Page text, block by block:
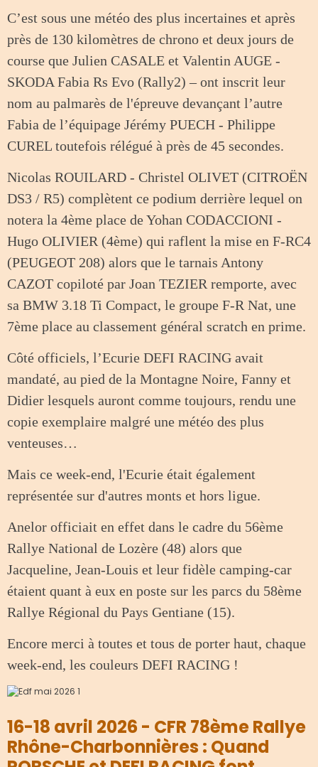
C’est sous une météo des plus incertaines et après
près de 130 kilomètres de chrono et deux jours de
course que Julien CASALE et Valentin AUGE -
SKODA Fabia Rs Evo (Rally2) – ont inscrit leur
nom au palmarès de l'épreuve devançant l’autre
Fabia de l’équipage Jérémy PUECH - Philippe
CUREL toutefois rélégué à près de 45 secondes.
Nicolas ROUILARD - Christel OLIVET (CITROËN
DS3 / R5) complètent ce podium derrière lequel on
notera la 4ème place de Yohan CODACCIONI -
Hugo OLIVIER (4ème) qui raflent la mise en F-RC4
(PEUGEOT 208) alors que le tarnais Antony
CAZOT copiloté par Joan TEZIER remporte, avec
sa BMW 3.18 Ti Compact, le groupe F-R Nat, une
7ème place au classement général scratch en prime.
Côté officiels, l’Ecurie DEFI RACING avait
mandaté, au pied de la Montagne Noire, Fanny et
Didier lesquels auront comme toujours, rendu une
copie exemplaire malgré une météo des plus
venteuses…
Mais ce week-end, l'Ecurie était également
représentée sur d'autres monts et hors ligue.
Anelor officiait en effet dans le cadre du 56ème
Rallye National de Lozère (48) alors que
Jacqueline, Jean-Louis et leur fidèle camping-car
étaient quant à eux en poste sur les parcs du 58ème
Rallye Régional du Pays Gentiane (15).
Encore merci à toutes et tous de porter haut, chaque
week-end, les couleurs DEFI RACING !
16-18 avril 2026 - CFR 78ème Rallye
Rhône-Charbonnières : Quand